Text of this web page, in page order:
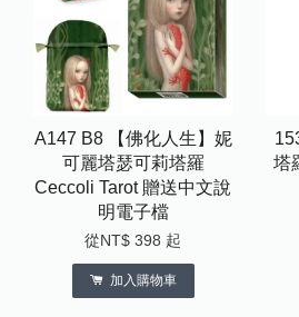
A147 B8 【佛化人生】妮
可麗塔瑟可莉塔羅
Ceccoli Tarot 贈送中文說
明電子檔
從 NT$ 398 起
加入購物車
塔